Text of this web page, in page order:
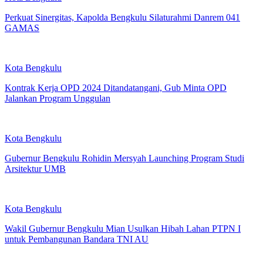
Perkuat Sinergitas, Kapolda Bengkulu Silaturahmi Danrem 041
GAMAS
Kota Bengkulu
Kontrak Kerja OPD 2024 Ditandatangani, Gub Minta OPD
Jalankan Program Unggulan
Kota Bengkulu
Gubernur Bengkulu Rohidin Mersyah Launching Program Studi
Arsitektur UMB
Kota Bengkulu
Wakil Gubernur Bengkulu Mian Usulkan Hibah Lahan PTPN I
untuk Pembangunan Bandara TNI AU